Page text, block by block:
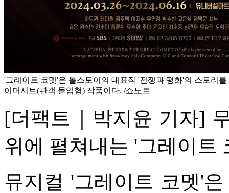
'그레이트 코멧'은 톨스토이의 대표작 '전쟁과 평화'의 스토리
이머시브(관객 몰입형) 작품이다. /쇼노트
[더팩트｜박지윤 기자]
위에 펼쳐내는 '그레이트
뮤지컬 '그레이트 코멧'